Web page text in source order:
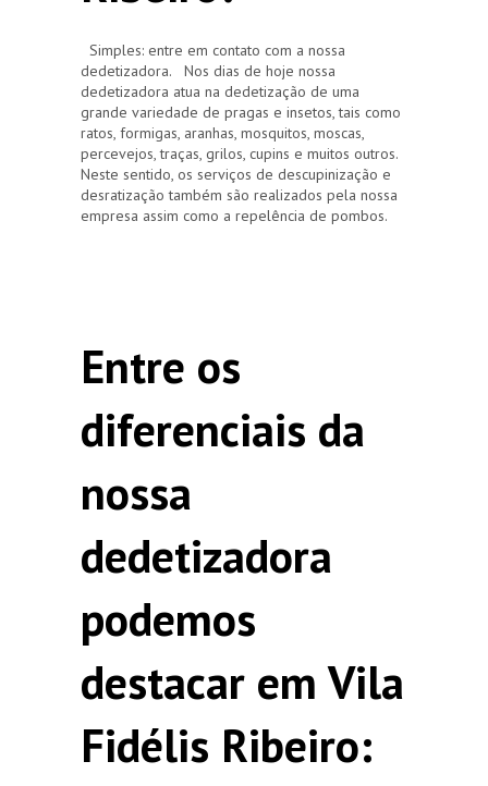
Simples: entre em contato com a nossa
dedetizadora. Nos dias de hoje nossa
dedetizadora atua na dedetização de uma
grande variedade de pragas e insetos, tais como
ratos, formigas, aranhas, mosquitos, moscas,
percevejos, traças, grilos, cupins e muitos outros.
Neste sentido, os serviços de descupinização e
desratização também são realizados pela nossa
empresa assim como a repelência de pombos.
Entre os
diferenciais da
nossa
dedetizadora
podemos
destacar em Vila
Fidélis Ribeiro: